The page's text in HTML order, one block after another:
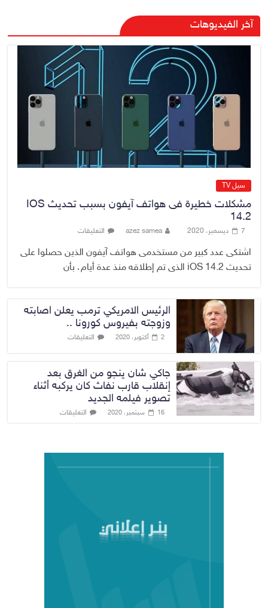
وزارة الخزانة الأمريكية تعلن إلغاء
عقوبات مرتبطة بإيران
اتحاد الكرة العراقي يجدد عقد آرنولد
لقيادة المنتخب الوطني
No Comment
آخر الفيديوهات
سيل TV
مشكلات خطيرة فى هواتف آيفون بسبب تحديث IOS
14.2
7 ديسمبر، 2020 azez samea التعليقات
اشتكى عدد كبير من مستخدمى هواتف آيفون الذين حصلوا على
تحديث iOS 14.2 الذى تم إطلاقه منذ عدة أيام، بأن
الرئيس الامريكي ترمب يعلن اصابته
وزوجته بفيروس كورونا ..
2 أكتوبر، 2020 التعليقات
جاكي شان ينجو من الغرق بعد
إنقلاب قارب نفاث كان يركبه أثناء
تصوير فيلمه الجديد
16 سبتمبر، 2020 التعليقات